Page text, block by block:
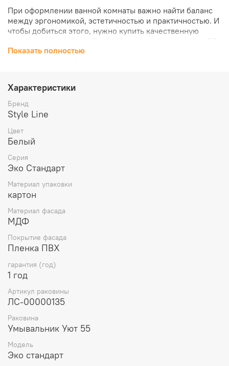
При оформлении ванной комнаты важно найти баланс
между эргономикой, эстетичностью и практичностью. И
чтобы добиться этого, нужно купить качественную
оптимальное решение, как для маленького
стилевых концепциях. Модель отличается удобством
эксплуатации, долговечностью и высокой стойкостью к
агрессии среды (постоянной смене температурно-
влажностного режима). Такие предметы преображают
Показать полностью
Характеристики
Бренд
Style Line
Цвет
Белый
Серия
Эко Стандарт
Материал упаковки
картон
Материал фасада
МДФ
Покрытие фасада
Пленка ПВХ
гарантия (год)
1 год
Артикул раковины
ЛС-00000135
Раковина
Умывальник Уют 55
Модель
Эко стандарт